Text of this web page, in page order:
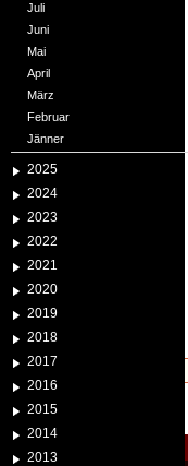
Juli
Juni
Mai
April
März
Februar
Jänner
2025
2024
2023
2022
2021
2020
2019
2018
2017
2016
2015
2014
2013